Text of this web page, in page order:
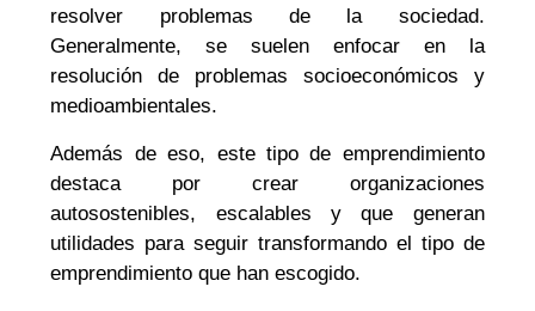
resolver problemas de la sociedad.
Generalmente, se suelen enfocar en la
resolución de problemas socioeconómicos y
medioambientales.
Además de eso, este tipo de emprendimiento
destaca por crear organizaciones
autosostenibles, escalables y que generan
utilidades para seguir transformando el tipo de
emprendimiento que han escogido.